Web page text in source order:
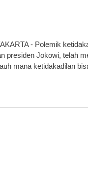
- Polemik
presiden Jokowi, telah
mana ketidakadilan